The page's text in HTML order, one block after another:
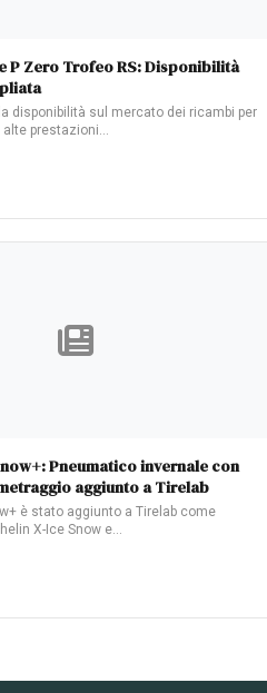
P Zero Trofeo RS: Disponibilità
disponibilità sul mercato dei ricambi per
alte prestazioni…
Pneumatico invernale con
aggiunto a Tirelab
è stato aggiunto a Tirelab come
X-Ice Snow e…